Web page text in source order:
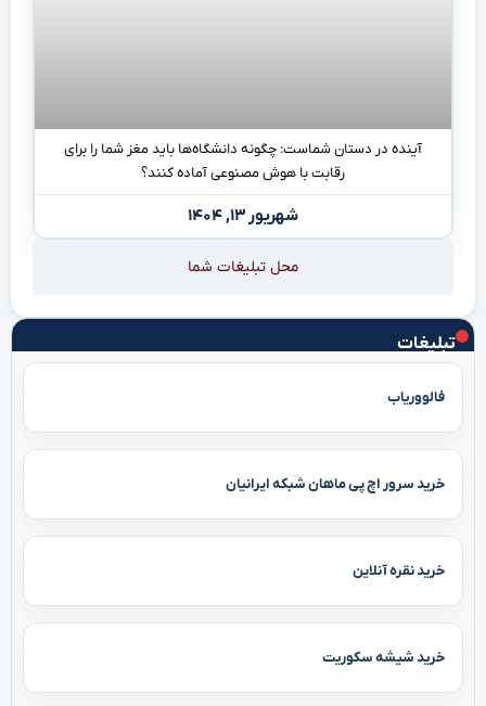
تبلیغات
فالووریاب
خرید سرور اچ پی ماهان شبکه ایرانیان
خرید نقره آنلاین
خرید شیشه سکوریت
آینده در دستان شماست: چگونه دانشگاه‌ها باید مغز شما را برای
رقابت با هوش مصنوعی آماده کنند؟
شهریور ۱۳, ۱۴۰۴
محل تبلیغات شما